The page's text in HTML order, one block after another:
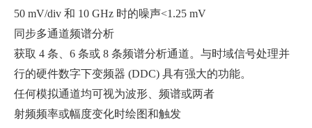
50 mV/div 和 10 GHz 时的噪声<1.25 mV
同步多通道频谱分析
获取 4 条、6 条或 8 条频谱分析通道。与时域信号处理并
行的硬件数字下变频器 (DDC) 具有强大的功能。
任何模拟通道均可视为波形、频谱或两者
射频频率或幅度变化时绘图和触发